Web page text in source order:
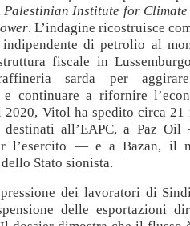
Palestinian Institute for Climate
. L’indagine ricostruisce
indipendente di petrolio al
fiscale in
sarda per
e continuare a rifornire
2020, Vitol ha spedito circa
destinati all’EAPC, a Paz
l’esercito — e a Bazan, il
Stato sionista.
dei lavoratori di
delle esportazioni